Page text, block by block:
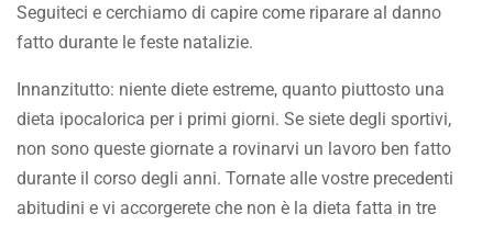
Seguiteci e cerchiamo di capire come riparare al danno
fatto durante le feste natalizie.
Innanzitutto: niente diete estreme, quanto piuttosto una
dieta ipocalorica per i primi giorni. Se siete degli sportivi,
non sono queste giornate a rovinarvi un lavoro ben fatto
durante il corso degli anni. Tornate alle vostre precedenti
abitudini e vi accorgerete che non è la dieta fatta in tre